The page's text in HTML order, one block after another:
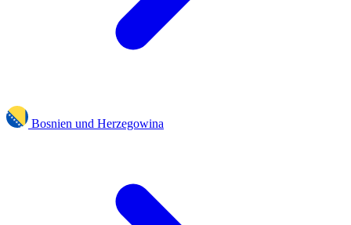
Bosnien und Herzegowina